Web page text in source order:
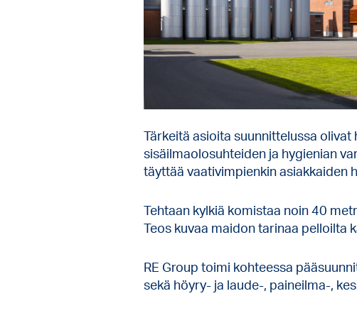
Tärkeitä asioita suunnittelussa
sisäilmaolosuhteiden ja hygienian
täyttää vaativimpienkin asiakkaiden
Tehtaan kylkiä komistaa noin 40
Teos kuvaa maidon tarinaa pelloilta
RE Group toimi kohteessa
sekä höyry- ja laude-, paineilma-,